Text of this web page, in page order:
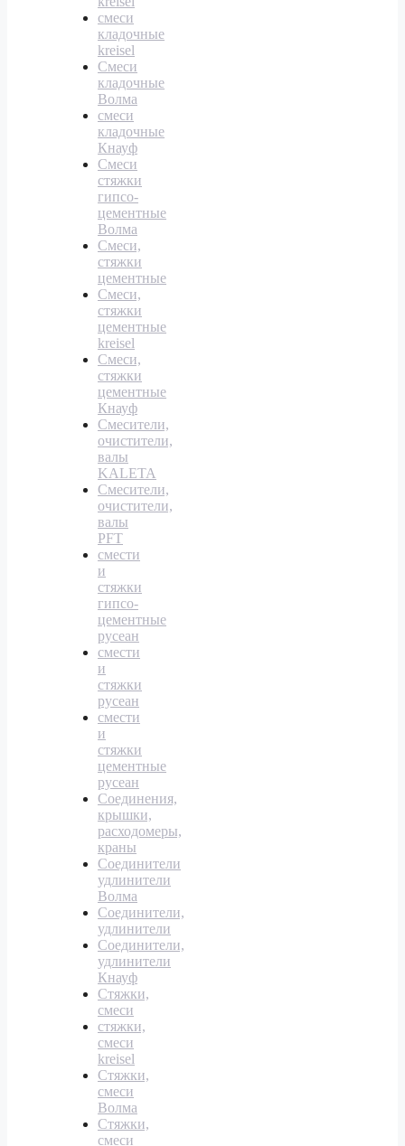
смеси
кладочные
kreisel
Смеси
кладочные
Волма
смеси
кладочные
Кнауф
Смеси
стяжки
гипсо-
цементные
Волма
Смеси,
стяжки
цементные
Смеси,
стяжки
цементные
kreisel
Смеси,
стяжки
цементные
Кнауф
Смесители,
очистители,
валы
KALETA
Смесители,
очистители,
валы
PFT
смести
и
стяжки
гипсо-
цементные
русеан
смести
и
стяжки
русеан
смести
и
стяжки
цементные
русеан
Соединения,
крышки,
расходомеры,
краны
Соединители
удлинители
Волма
Соединители,
удлинители
Соединители,
удлинители
Кнауф
Стяжки,
смеси
стяжки,
смеси
kreisel
Стяжки,
смеси
Волма
Стяжки,
смеси